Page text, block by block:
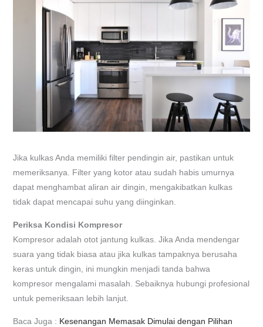
Jika kulkas Anda memiliki filter pendingin air, pastikan untuk
memeriksanya. Filter yang kotor atau sudah habis umurnya
dapat menghambat aliran air dingin, mengakibatkan kulkas
tidak dapat mencapai suhu yang diinginkan.
Periksa Kondisi Kompresor
Kompresor adalah otot jantung kulkas. Jika Anda mendengar
suara yang tidak biasa atau jika kulkas tampaknya berusaha
keras untuk dingin, ini mungkin menjadi tanda bahwa
kompresor mengalami masalah. Sebaiknya hubungi profesional
untuk pemeriksaan lebih lanjut.
Baca Juga : Kesenangan Memasak Dimulai dengan Pilihan